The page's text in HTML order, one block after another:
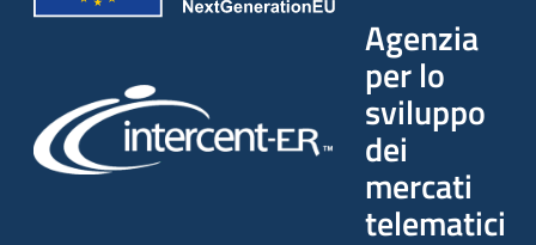
Agenzia
per lo
sviluppo
dei
mercati
telematici